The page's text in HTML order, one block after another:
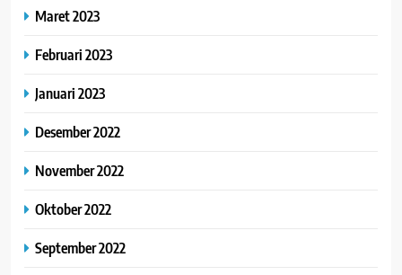
Maret 2023
Februari 2023
Januari 2023
Desember 2022
November 2022
Oktober 2022
September 2022